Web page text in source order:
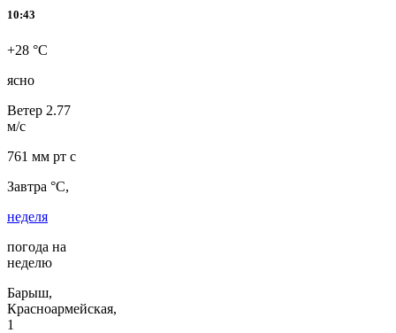
10:43
+28 °C
ясно
Ветер 2.77
м/с
761 мм рт с
Завтра °C,
неделя
погода на
неделю
Барыш,
Красноармейская,
1